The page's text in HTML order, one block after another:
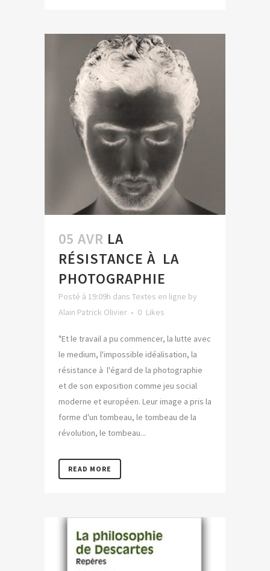
05 AVR LA
RÉSISTANCE À LA
PHOTOGRAPHIE
Posté à 19:09h dans Textes en ligne by
Alain Patrick Olivier
0 Likes
"Et le travail a pu commencer, la lutte avec
le medium, l'impossible idéalisation, la
résistance à l'égard de la photographie
et de son exposition comme jeu social
moderne et européen. Leur image a pris la
forme d'un tombeau, le tombeau de la
révolution, le tombeau...
READ MORE